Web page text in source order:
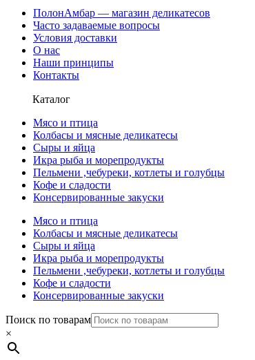
ПолонАмбар — магазин деликатесов
Часто задаваемые вопросы
Условия доставки
О нас
Наши принципы
Контакты
Каталог
Мясо и птица
Колбасы и мясные деликатесы
Сыры и яйца
Икра рыба и морепродукты
Пельмени ,чебуреки, котлеты и голубцы
Кофе и сладости
Консервированные закуски
Мясо и птица
Колбасы и мясные деликатесы
Сыры и яйца
Икра рыба и морепродукты
Пельмени ,чебуреки, котлеты и голубцы
Кофе и сладости
Консервированные закуски
Поиск по товарам
×